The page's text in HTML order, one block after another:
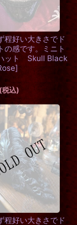
程好い大きさでド
の感です。ミニト
ット Skull Black
]
(税込)
程好い大きさでド